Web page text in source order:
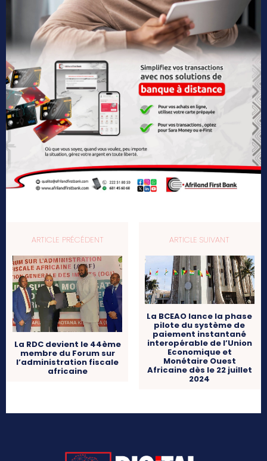
ARTICLE PRÉCÉDENT
La RDC devient le 44ème
membre du Forum sur
l’administration fiscale
africaine
ARTICLE SUIVANT
La BCEAO lance la phase
pilote du système de
paiement instantané
interopérable de l’Union
Economique et
Monétaire Ouest
Africaine dès le 22 juillet
2024